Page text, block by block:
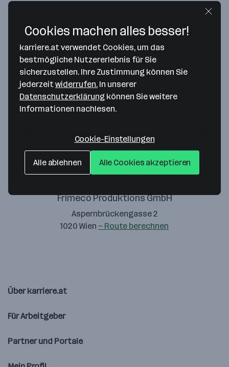
Bitte stimme unseren Cookie-
Richtlinien zu, um diese Karte
anzuzeigen.
Frimeco Produktions GmbH
Aspernbrückengasse 2
1020 Wien — Route berechnen
Über karriere.at
Für Arbeitgeber
Partner und Portale
Cookies machen alles besser!
karriere.at verwendet Cookies, um das
bestmögliche Nutzererlebnis für Sie
sicherzustellen. Ihre Zustimmung können Sie
jederzeitwiderrufen. In unserer
Datenschutzerklärung können Sie weitere
Informationen nachlesen.
Cookie-Einstellungen
Alle ablehnen Alle Cookies akzeptieren